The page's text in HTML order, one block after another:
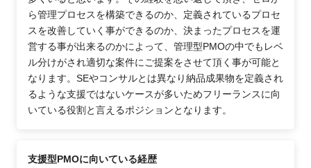
ら管理プロセスを構築できるのか、定義されているプロセ
スを改善していく事ができるのか、決まったプロセスを運
営する事が出来るのかによって、管理型PMOの中でもレベ
ル分けがされ適切な案件にご提案をさせて頂く事が可能と
なります。SEやコンサルとは異なり納品成果物を定義され
るような支援ではないケースが多いためフリーランスに向
いている役割と言えるポジションとなります。
支援型PMOに向いている経歴